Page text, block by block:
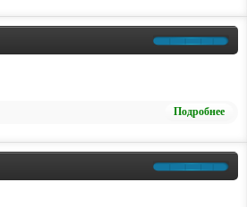
Подробнее